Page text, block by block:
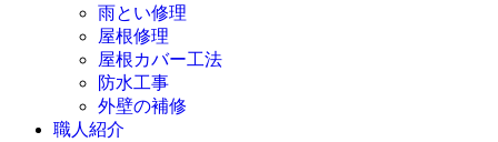
雨とい修理
屋根修理
屋根カバー工法
防水工事
外壁の補修
職人紹介